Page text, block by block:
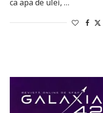
ca apa de ulei, …